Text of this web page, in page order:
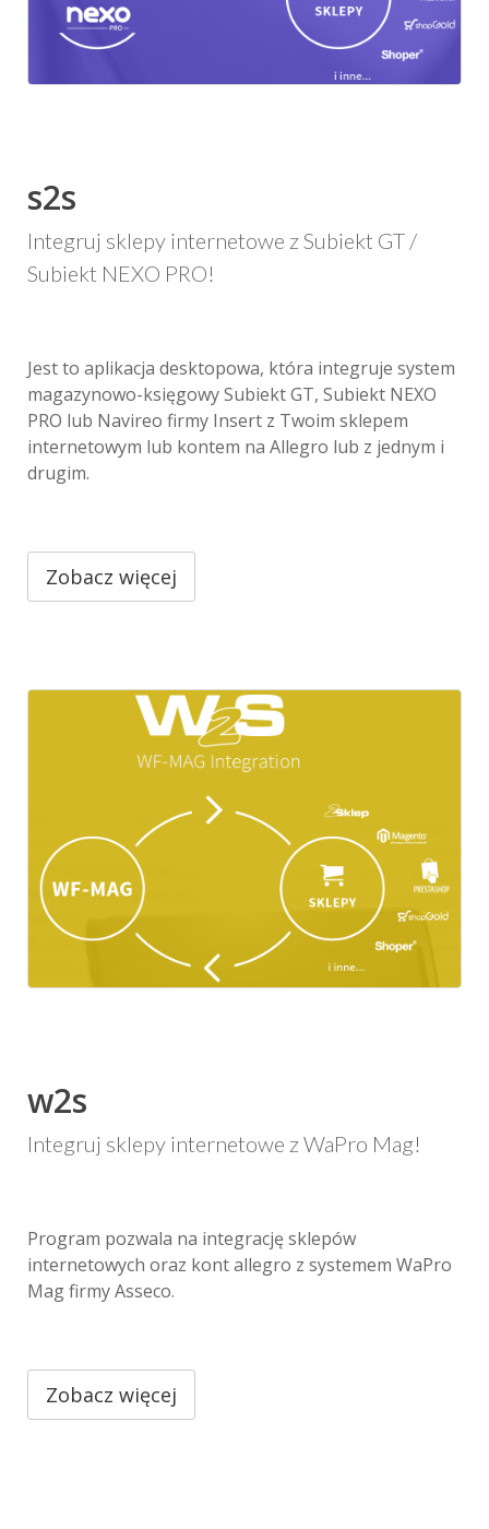
s2s
Integruj sklepy internetowe z Subiekt GT /
Subiekt NEXO PRO!
Jest to aplikacja desktopowa, która integruje system
magazynowo-księgowy Subiekt GT, Subiekt NEXO
PRO lub Navireo firmy Insert z Twoim sklepem
internetowym lub kontem na Allegro lub z jednym i
drugim.
Zobacz więcej
w2s
Integruj sklepy internetowe z WaPro Mag!
Program pozwala na integrację sklepów
internetowych oraz kont allegro z systemem WaPro
Mag firmy Asseco.
Zobacz więcej